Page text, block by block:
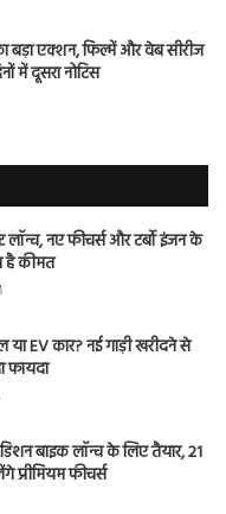
बड़ा एक्शन, फिल्में और वेब सीरीज
में दूसरा नोटिस
लॉन्च, नए फीचर्स और टर्बो इंजन के
है कीमत
EV कार? नई गाड़ी खरीदने से
फायदा
बाइक लॉन्च के लिए तैयार, 21
फीचर्स